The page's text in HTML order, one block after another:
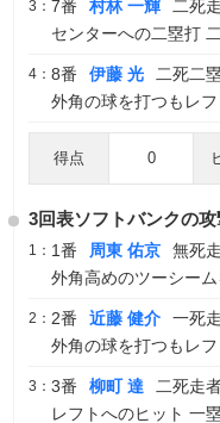
3： 7番 村林 一輝
二死
センターへの二塁打
4： 8番 伊藤 光
二死二塁
外角の球を打つもレ
得点 0
3回表ソフトバンクの攻
1： 1番 周東 佑京
無死
外角高めのツーシー
2： 2番 近藤 健介
一死
外角の球を打つもレ
3： 3番 柳町 達
二死走
レフトへのヒット 一塁